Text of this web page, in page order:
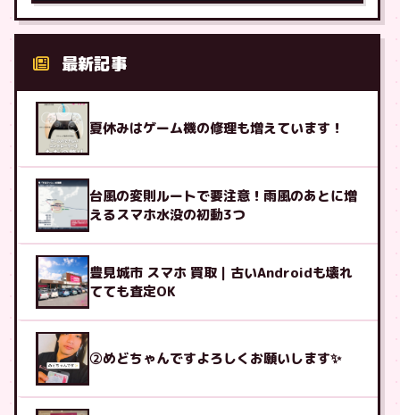
最新記事
夏休みはゲーム機の修理も増えています！
台風の変則ルートで要注意！雨風のあとに増
えるスマホ水没の初動3つ
豊見城市 スマホ 買取｜古いAndroidも壊れ
てても査定OK
②めどちゃんですよろしくお願いします✨